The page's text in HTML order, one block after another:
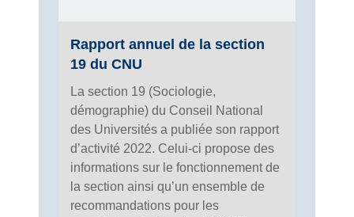
Rapport annuel de la section
19 du CNU
La section 19 (Sociologie,
démographie) du Conseil National
des Universités a publiée son rapport
d’activité 2022. Celui-ci propose des
informations sur le fonctionnement de
la section ainsi qu’un ensemble de
recommandations pour les